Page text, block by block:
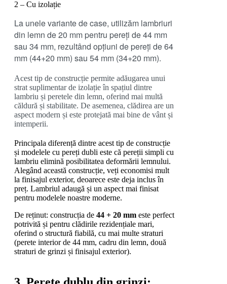
2 – Cu izolație
La unele variante de case, utilizăm lambriuri
din lemn de 20 mm pentru pereți de 44 mm
sau 34 mm, rezultând opțiuni de pereți de 64
mm (44+20 mm) sau 54 mm (34+20 mm).
Acest tip de construcție permite adăugarea unui
strat suplimentar de izolație în spațiul dintre
lambriu și peretele din lemn, oferind mai multă
căldură și stabilitate. De asemenea, clădirea are un
aspect modern și este protejată mai bine de vânt și
intemperii.
Principala diferență dintre acest tip de construcție
și modelele cu pereți dubli este că pereții simpli cu
lambriu elimină posibilitatea deformării lemnului.
Alegând această construcție, veți economisi mult
la finisajul exterior, deoarece este deja inclus în
preț. Lambriul adaugă și un aspect mai finisat
pentru modelele noastre moderne.
De reținut: construcția de 44 + 20 mm este perfect
potrivită și pentru clădirile rezidențiale mari,
oferind o structură fiabilă, cu mai multe straturi
(perete interior de 44 mm, cadru din lemn, două
straturi de grinzi și finisajul exterior).